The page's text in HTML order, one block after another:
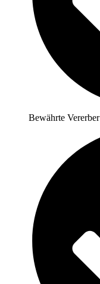
Bewährte Vererber